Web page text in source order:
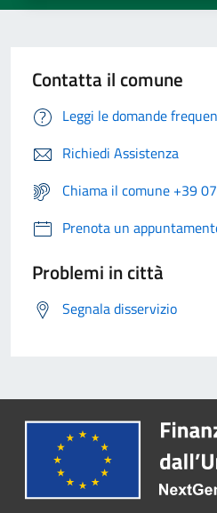
Contatta il comune
Leggi le domande
Richiedi Assistenza
Chiama il comune +39
Prenota un
Problemi in città
Segnala disservizio